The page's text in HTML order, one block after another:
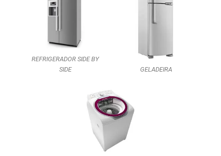
REFRIGERADOR SIDE BY
SIDE
GELADEIRA